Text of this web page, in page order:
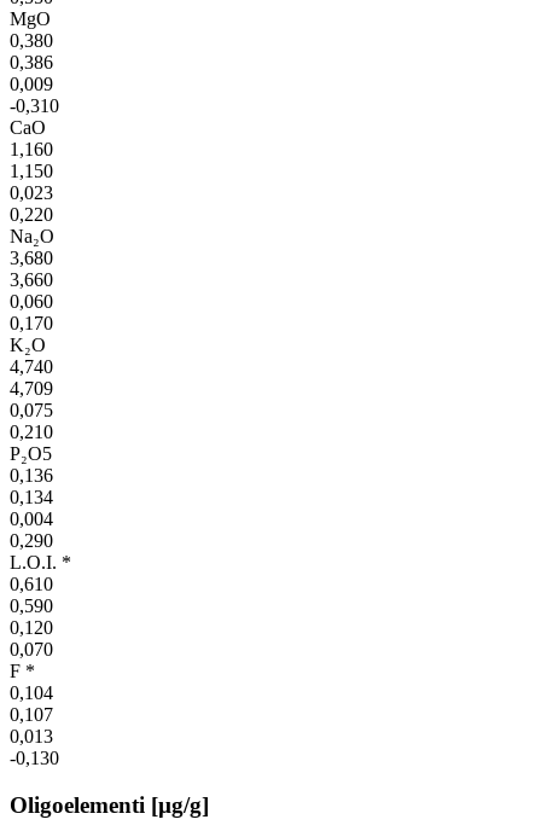
MgO
0,380
0,386
0,009
-0,310
CaO
1,160
1,150
0,023
0,220
Na₂O
3,680
3,660
0,060
0,170
K₂O
4,740
4,709
0,075
0,210
P₂O5
0,136
0,134
0,004
0,290
L.O.I. *
0,610
0,590
0,120
0,070
F *
0,104
0,107
0,013
-0,130
Oligoelementi [µg/g]